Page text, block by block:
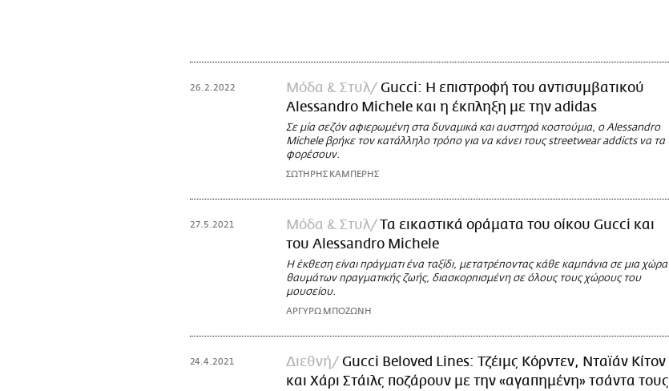
26.2.2022 Μόδα & Στυλ
Gucci: Η επιστροφή του αντισυμβατικού
Alessandro Michele και η έκπληξη με την adidas
Σε μία σεζόν αφιερωμένη στα δυναμικά και αυστηρά κοστούμια, ο Alessandro
Michele βρήκε τον κατάλληλο τρόπο για να κάνει τους streetwear addicts να τα
φορέσουν.
ΣΩΤΗΡΗΣ ΚΑΜΠΕΡΗΣ
27.5.2021 Μόδα & Στυλ Τα εικαστικά οράματα του οίκου Gucci και
του Alessandro Michele
Η έκθεση είναι πράγματι ένα ταξίδι, μετατρέποντας κάθε καμπάνια σε μια χώρα
θαυμάτων πραγματικής ζωής, διασκορπισμένη σε όλους τους χώρους του
μουσείου.
ΑΡΓΥΡΩ ΜΠΟΖΩΝΗ
24.4.2021 Διεθνή
Gucci Beloved Lines: Τζέιμς Κόρντεν, Νταϊάν Κίτον
και Χάρι Στάιλς ποζάρουν με την «αγαπημένη» τσάντα τους